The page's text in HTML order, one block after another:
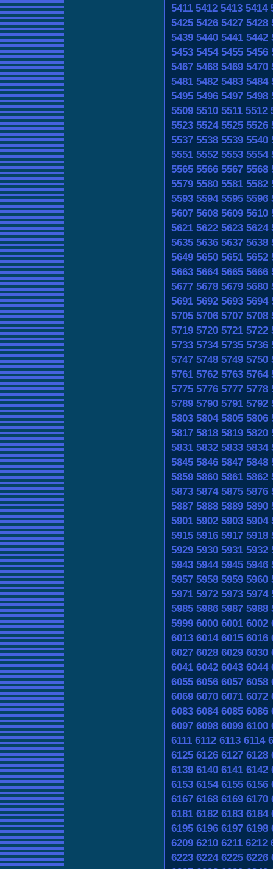
5411 5412 5413 5414
5425 5426 5427 5428
5439 5440 5441 5442
5453 5454 5455 5456
5467 5468 5469 5470
5481 5482 5483 5484
5495 5496 5497 5498
5509 5510 5511 5512
5523 5524 5525 5526
5537 5538 5539 5540
5551 5552 5553 5554
5565 5566 5567 5568
5579 5580 5581 5582
5593 5594 5595 5596
5607 5608 5609 5610
5621 5622 5623 5624
5635 5636 5637 5638
5649 5650 5651 5652
5663 5664 5665 5666
5677 5678 5679 5680
5691 5692 5693 5694
5705 5706 5707 5708
5719 5720 5721 5722
5733 5734 5735 5736
5747 5748 5749 5750
5761 5762 5763 5764
5775 5776 5777 5778
5789 5790 5791 5792
5803 5804 5805 5806
5817 5818 5819 5820
5831 5832 5833 5834
5845 5846 5847 5848
5859 5860 5861 5862
5873 5874 5875 5876
5887 5888 5889 5890
5901 5902 5903 5904
5915 5916 5917 5918
5929 5930 5931 5932
5943 5944 5945 5946
5957 5958 5959 5960
5971 5972 5973 5974
5985 5986 5987 5988
5999 6000 6001 6002
6013 6014 6015 6016
6027 6028 6029 6030
6041 6042 6043 6044
6055 6056 6057 6058
6069 6070 6071 6072
6083 6084 6085 6086
6097 6098 6099 6100
6111 6112 6113 6114
6125 6126 6127 6128
6139 6140 6141 6142
6153 6154 6155 6156
6167 6168 6169 6170
6181 6182 6183 6184
6195 6196 6197 6198
6209 6210 6211 6212
6223 6224 6225 6226